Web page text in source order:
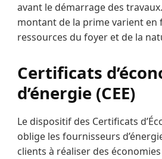
avant le démarrage des
montant de la prime varient en
ressources du foyer et de la
Certificats
d’énergie (CEE)
Le dispositif des Certificats
oblige les fournisseurs
clients à réaliser des